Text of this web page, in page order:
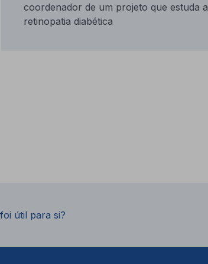
coordenador de um projeto que estuda a
retinopatia diabética
útil para si?